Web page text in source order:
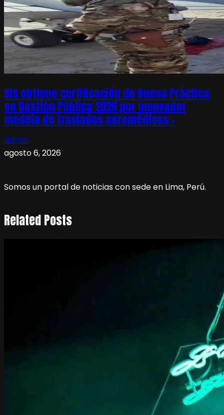
SIS obtiene certificación de Buena Práctica
en Gestión Pública 2026 por innovador
modelo de traslados aeromédicos –
admin
agosto 6, 2026
Somos un portal de noticias con sede en Lima, Perú.
Related Posts